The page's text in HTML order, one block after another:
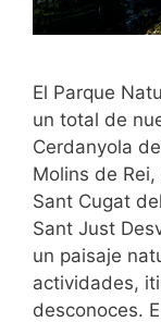
El Parque
un total de
Cerdanyola
Molins de
Sant Cugat
Sant Just
un paisaje
actividades,
desconoces.